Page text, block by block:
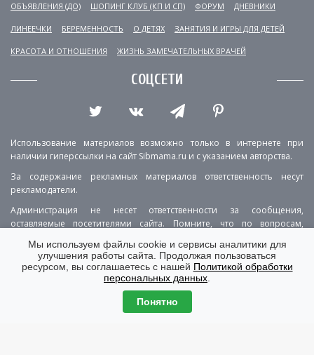
ОБЪЯВЛЕНИЯ (ДО) ШОПИНГ КЛУБ (КП И СП) ФОРУМ ДНЕВНИКИ
ЛИНЕЕЧКИ БЕРЕМЕННОСТЬ О ДЕТЯХ ЗАНЯТИЯ И ИГРЫ ДЛЯ ДЕТЕЙ
КРАСОТА И ОТНОШЕНИЯ ЖИЗНЬ ЗАМЕЧАТЕЛЬНЫХ ВРАЧЕЙ
СОЦСЕТИ
Использование материалов возможно только в интернете при
наличии гиперссылки на сайт Sibmama.ru и с указанием авторства.
За содержание рекламных материалов ответственность несут
рекламодатели.
Администрация не несет ответственности за сообщения,
оставляемые посетителями сайта. Помните, что по вопросам,
РЕКЛАМА О ПРОЕКТЕ
КОНТАКТЫ
ПОЛИТИКА КОНФИДЕНЦИАЛЬНОСТИ
ВЕРСИЯ ДЛЯ КОМПЬЮТЕРА
Мы используем файлы cookie и сервисы аналитики для
улучшения работы сайта. Продолжая пользоваться
ресурсом, вы соглашаетесь с нашей Политикой обработки
персональных данных
Понятно